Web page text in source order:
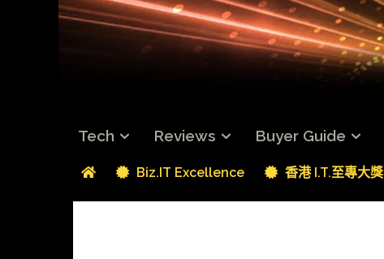
Tech Reviews Buyer Guide
Biz.IT Excellence 香港 I.T.至專大獎